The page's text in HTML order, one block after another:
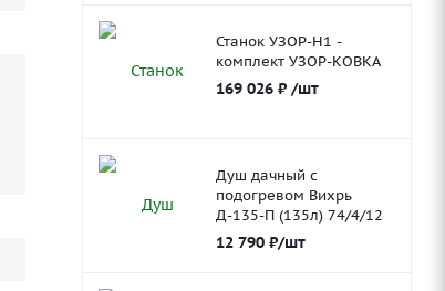
Станок УЗОР-Н1 -
комплект УЗОР-КОВКА
169 026₽ /шт
Душ дачный с
подогревом Вихрь
Д-135-П (135л) 74/4/12
12 790₽/шт